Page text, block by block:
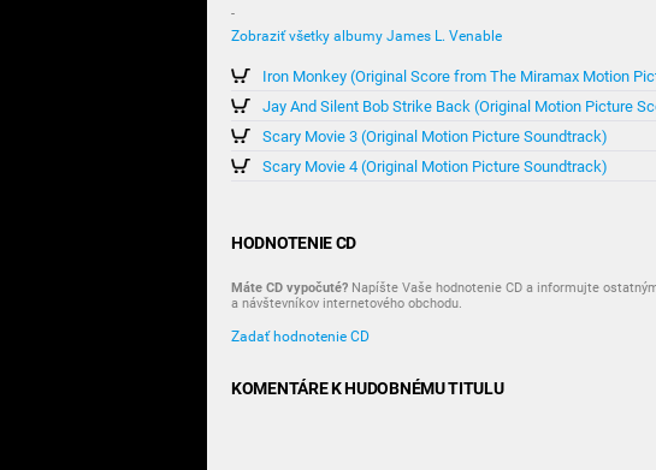
-
Zobraziť všetky albumy James L. Venable
Iron Monkey (Original Score from The Miramax Motion
Jay And Silent Bob Strike Back (Original Motion Picture
Scary Movie 3 (Original Motion Picture Soundtrack)
Scary Movie 4 (Original Motion Picture Soundtrack)
HODNOTENIE CD
Máte CD vypočuté? Napíšte Vaše hodnotenie CD a informujte
a návštevníkov internetového obchodu.
Zadať hodnotenie CD
KOMENTÁRE K HUDOBNÉMU TITULU